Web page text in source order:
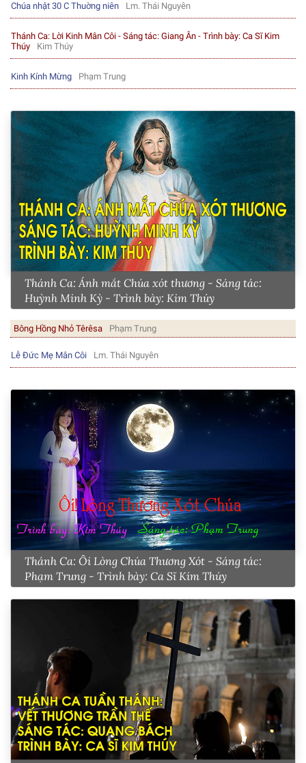
Chúa nhật 30 C Thuờng niên Lm. Thái Nguyên
Thánh Ca: Lời Kinh Mân Côi - Sáng tác: Giang Ân - Trình bày: Ca Sĩ Kim
Thúy
Kim Thúy
Kinh Kính Mừng Phạm Trung
Thánh Ca: Ánh mắt Chúa xót thương - Sáng tác:
Huỳnh Minh Kỳ - Trình bày: Kim Thúy
Bông Hồng Nhỏ Têrêsa Phạm Trung
Lễ Đức Mẹ Mân Côi Lm. Thái Nguyên
Thánh Ca: Ôi Lòng Chúa Thương Xót - Sáng tác:
Phạm Trung - Trình bày: Ca Sĩ Kim Thúy